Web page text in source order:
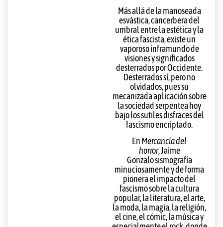
Más allá de la manoseada
esvástica, cancerbera del
umbral entre la estética y la
ética fascista, existe un
vaporoso inframundo de
visiones y significados
desterrados por Occidente.
Desterrados sí, pero no
olvidados, pues su
mecanizada aplicación sobre
la sociedad serpentea hoy
bajo los sutiles disfraces del
fascismo encriptado.
En Mercancía del
horror,Jaime
Gonzalosismografía
minuciosamente y de forma
pionera el impacto del
fascismo sobre la cultura
popular, laliteratura, elarte,
lamoda, lamagia, lareligión,
elcine, elcómic, lamúsicay